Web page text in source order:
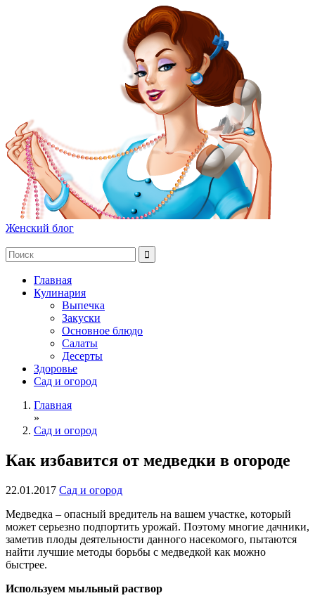
Женский блог
Главная
Кулинария
Выпечка
Закуски
Основное блюдо
Салаты
Десерты
Здоровье
Сад и огород
Главная
»
Сад и огород
Как избавится от медведки в огороде
22.01.2017 Сад и огород
Медведка – опасный вредитель на вашем участке, который
может серьезно подпортить урожай. Поэтому многие дачники,
заметив плоды деятельности данного насекомого, пытаются
найти лучшие методы борьбы с медведкой как можно
быстрее.
Используем мыльный раствор